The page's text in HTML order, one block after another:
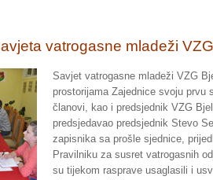
vatrogasne mladeži
Savjet vatrogasne mladeži VZG
prostorijama Zajednice svoju
članovi, kao i predsjednik VZG
predsjedavao predsjednik Stevo
zapisnika sa prošle sjednice,
Pravilniku za susret vatrogasnih
su tijekom rasprave usaglasili i